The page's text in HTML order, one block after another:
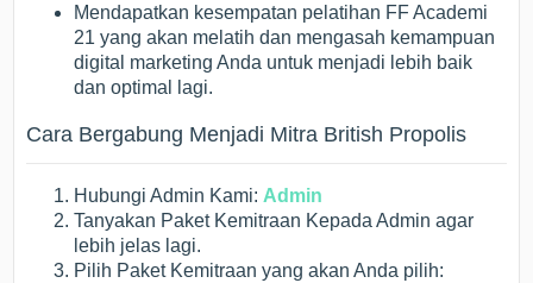
Mendapatkan kesempatan pelatihan FF Academi
21 yang akan melatih dan mengasah kemampuan
digital marketing Anda untuk menjadi lebih baik
dan optimal lagi.
Cara Bergabung Menjadi Mitra British Propolis
Hubungi Admin Kami: Admin
Tanyakan Paket Kemitraan Kepada Admin agar
lebih jelas lagi.
Pilih Paket Kemitraan yang akan Anda pilih: